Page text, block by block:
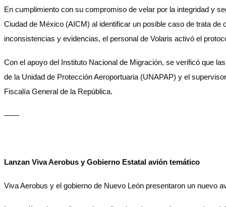
En cumplimiento con su compromiso de velar por la integridad y
Ciudad de México (AICM) al identificar un posible caso de trata
inconsistencias y evidencias, el personal de Volaris activó el
Con el apoyo del Instituto Nacional de Migración, se verificó que
de la Unidad de Protección Aeroportuaria (UNAPAP) y el
Fiscalía General de la República.
——
Lanzan Viva Aerobus y Gobierno Estatal avión temático
Viva Aerobus y el gobierno de Nuevo León presentaron un nuevo